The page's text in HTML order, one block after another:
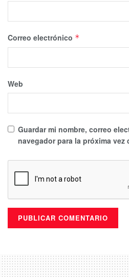
Correo electrónico *
Web
Guardar mi nombre, correo
navegador para la próxima